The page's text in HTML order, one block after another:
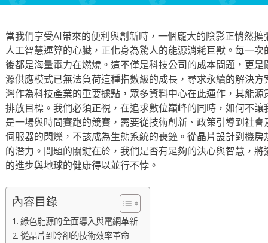
當我們享受AI帶來的便利與創新時，一個龐大的陰影正悄然
人工智慧運算的心臟，正化身為驚人的能源消耗巨獸。每一
後都是海量電力在燃燒。這不僅是科技公司的成本問題，更
源供應模式已無法負荷這種指數級的成長，尋求永續的解決
灣作為科技產業的重要據點，眾多資料中心在此運作，其能
排放目標。我們必須正視，在追求數位巔峰的同時，如何不
是一場與時間賽跑的競賽，需要從技術創新、政策引導到社
伺服器的閃爍，不該成為生態系統的喪鐘。從晶片設計到機
的潛力。問題的關鍵在於，我們是否有足夠的決心與智慧，
的進步與地球的健康得以並行不悖。
內容目錄
綠色能源的全面導入與電網革新
從晶片到冷卻的技術效率革命